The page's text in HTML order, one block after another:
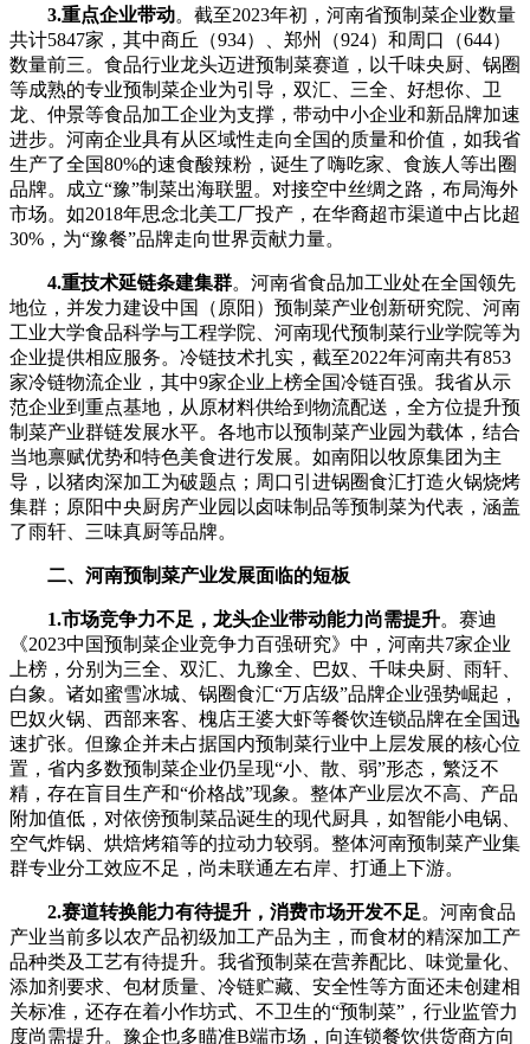
3.重点企业带动。截至2023年初，河南省预制菜企业数量
共计5847家，其中商丘（934）、郑州（924）和周口（644）
数量前三。食品行业龙头迈进预制菜赛道，以千味央厨、锅圈
等成熟的专业预制菜企业为引导，双汇、三全、好想你、卫
龙、仲景等食品加工企业为支撑，带动中小企业和新品牌加速
进步。河南企业具有从区域性走向全国的质量和价值，如我省
生产了全国80%的速食酸辣粉，诞生了嗨吃家、食族人等出圈
品牌。成立“豫”制菜出海联盟。对接空中丝绸之路，布局海外
市场。如2018年思念北美工厂投产，在华裔超市渠道中占比超
30%，为“豫餐”品牌走向世界贡献力量。
4.重技术延链条建集群。河南省食品加工业处在全国领先
地位，并发力建设中国（原阳）预制菜产业创新研究院、河南
工业大学食品科学与工程学院、河南现代预制菜行业学院等为
企业提供相应服务。冷链技术扎实，截至2022年河南共有853
家冷链物流企业，其中9家企业上榜全国冷链百强。我省从示
范企业到重点基地，从原材料供给到物流配送，全方位提升预
制菜产业群链发展水平。各地市以预制菜产业园为载体，结合
当地禀赋优势和特色美食进行发展。如南阳以牧原集团为主
导，以猪肉深加工为破题点；周口引进锅圈食汇打造火锅烧烤
集群；原阳中央厨房产业园以卤味制品等预制菜为代表，涵盖
了雨轩、三味真厨等品牌。
二、河南预制菜产业发展面临的短板
1.市场竞争力不足，龙头企业带动能力尚需提升。赛迪
《2023中国预制菜企业竞争力百强研究》中，河南共7家企业
上榜，分别为三全、双汇、九豫全、巴奴、千味央厨、雨轩、
白象。诸如蜜雪冰城、锅圈食汇“万店级”品牌企业强势崛起，
巴奴火锅、西部来客、槐店王婆大虾等餐饮连锁品牌在全国迅
速扩张。但豫企并未占据国内预制菜行业中上层发展的核心位
置，省内多数预制菜企业仍呈现“小、散、弱”形态，繁泛不
精，存在盲目生产和“价格战”现象。整体产业层次不高、产品
附加值低，对依傍预制菜品诞生的现代厨具，如智能小电锅、
空气炸锅、烘焙烤箱等的拉动力较弱。整体河南预制菜产业集
群专业分工效应不足，尚未联通左右岸、打通上下游。
2.赛道转换能力有待提升，消费市场开发不足。河南食品
产业当前多以农产品初级加工产品为主，而食材的精深加工产
品种类及工艺有待提升。我省预制菜在营养配比、味觉量化、
添加剂要求、包材质量、冷链贮藏、安全性等方面还未创建相
关标准，还存在着小作坊式、不卫生的“预制菜”，行业监管力
度尚需提升。豫企也多瞄准B端市场，向连锁餐饮供货商方向